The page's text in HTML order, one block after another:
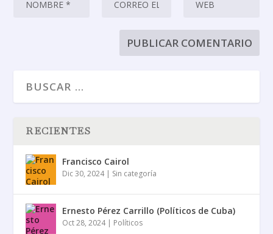
RECIENTES
Francisco Cairol
Dic 30, 2024| Sin categoría
Ernesto Pérez Carrillo (Políticos de Cuba)
Oct 28, 2024| Políticos